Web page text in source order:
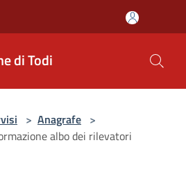
di Todi
> Anagrafe >
albo dei rilevatori